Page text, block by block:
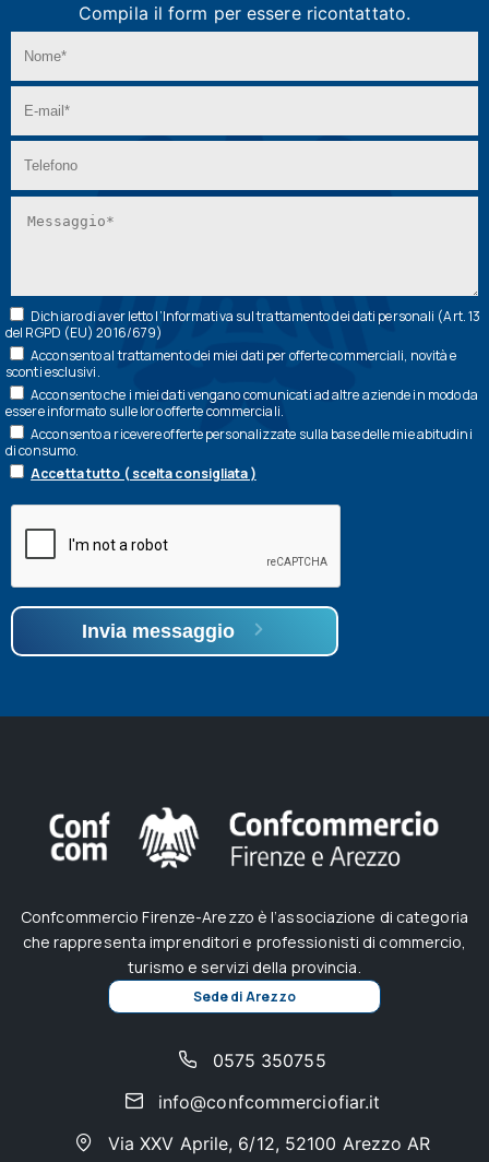
Compila il form per essere ricontattato.
Dichiaro di aver letto l’Informativa sul trattamento dei dati personali (Art. 13
del RGPD (EU) 2016/679)
Acconsento al trattamento dei miei dati per offerte commerciali, novità e
sconti esclusivi.
Acconsento che i miei dati vengano comunicati ad altre aziende in modo da
essere informato sulle loro offerte commerciali.
Acconsento a ricevere offerte personalizzate sulla base delle mie abitudini
di consumo.
Accetta tutto ( scelta consigliata )
Invia messaggio
Confcommercio Firenze-Arezzo è l’associazione di categoria
che rappresenta imprenditori e professionisti di commercio,
turismo e servizi della provincia.
Sede di Arezzo
0575 350755
info@confcommerciofiar.it
Via XXV Aprile, 6/12, 52100 Arezzo AR